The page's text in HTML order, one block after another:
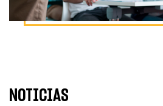
NOTICIAS